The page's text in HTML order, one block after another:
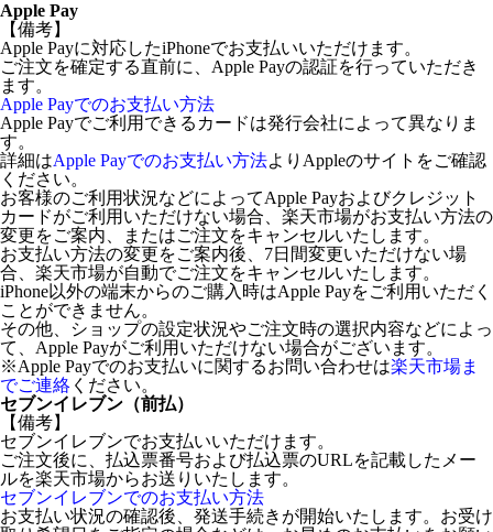
Apple Pay
【備考】
Apple Payに対応したiPhoneでお支払いいただけます。
ご注文を確定する直前に、Apple Payの認証を行っていただき
ます。
Apple Payでのお支払い方法
Apple Payでご利用できるカードは発行会社によって異なりま
す。
詳細はApple Payでのお支払い方法よりAppleのサイトをご確認
ください。
お客様のご利用状況などによってApple Payおよびクレジット
カードがご利用いただけない場合、楽天市場がお支払い方法の
変更をご案内、またはご注文をキャンセルいたします。
お支払い方法の変更をご案内後、7日間変更いただけない場
合、楽天市場が自動でご注文をキャンセルいたします。
iPhone以外の端末からのご購入時はApple Payをご利用いただく
ことができません。
その他、ショップの設定状況やご注文時の選択内容などによっ
て、Apple Payがご利用いただけない場合がございます。
※Apple Payでのお支払いに関するお問い合わせは楽天市場ま
でご連絡 ください。
セブンイレブン（前払）
【備考】
セブンイレブンでお支払いいただけます。
ご注文後に、払込票番号および払込票のURLを記載したメー
ルを楽天市場からお送りいたします。
セブンイレブンでのお支払い方法
お支払い状況の確認後、発送手続きが開始いたします。お受け